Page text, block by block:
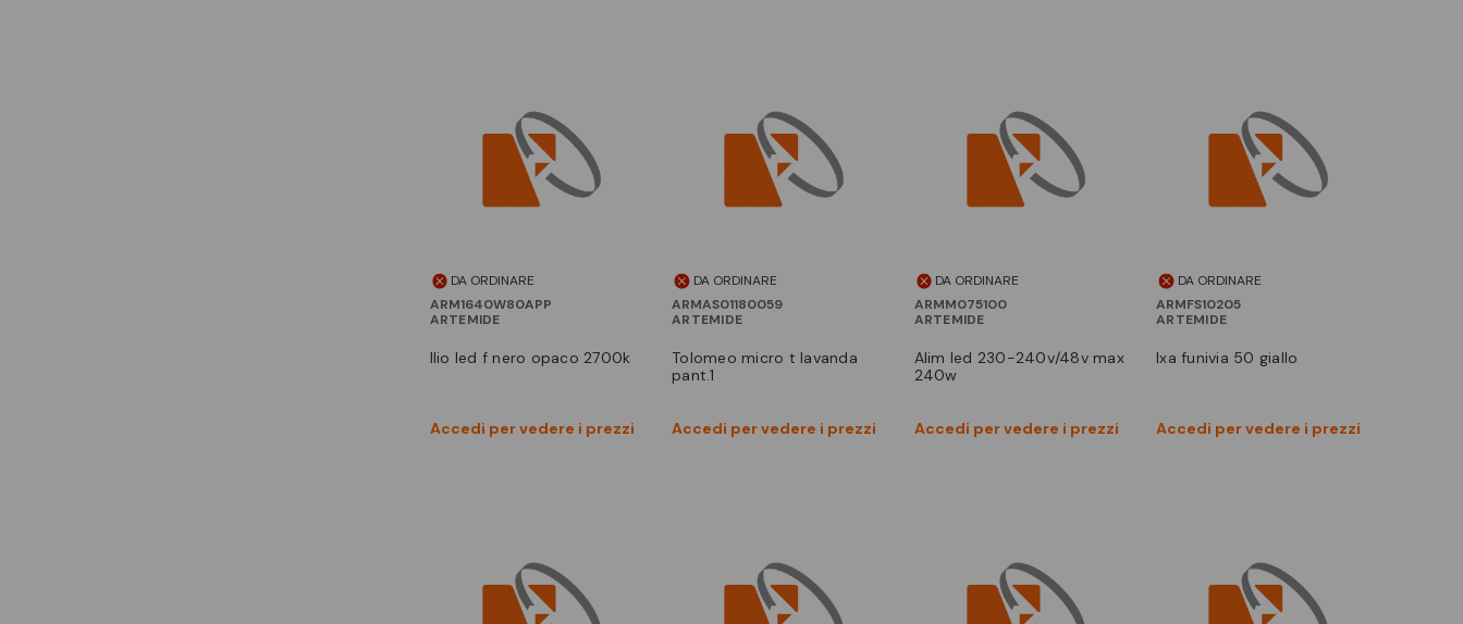
DA ORDINARE
ARM1640W80APP
ARTEMIDE
ilio led f nero opaco 2700k
Accedi per vedere i prezzi
Confronta
DA ORDINARE
ARMAS01180059
ARTEMIDE
tolomeo micro t lavanda
pant.1
Accedi per vedere i prezzi
Confronta
DA ORDINARE
ARMM075100
ARTEMIDE
alim led 230-240v/48v max
240w
Accedi per vedere i prezzi
Confronta
DA ORDINARE
ARMFS10205
ARTEMIDE
ixa funivia 50 giallo
Accedi per vedere i prezzi
Confronta